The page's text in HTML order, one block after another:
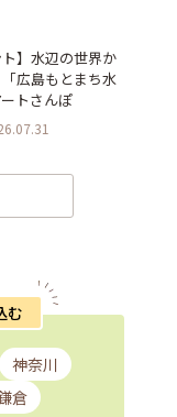
ト】水辺の世界か
広島もとまち水
トさんぽ
む
神奈川
倉